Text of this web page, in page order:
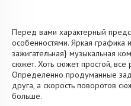
Перед вами характерный
особенностями. Яркая графика
зажигательная} музыкальная
сюжет. Хоть сюжет простой, все
Определенно продуманные
друга, а скорость поворотов
больше.